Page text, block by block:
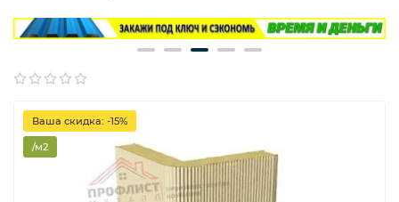
Ваша скидка: -15%
/м2